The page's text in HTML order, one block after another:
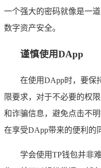
一个强大的密码就像是一
数字资产安全。
谨慎使用DApp
在使用DApp时，要保
限要求，对于不必要的权
和诈骗信息，避免点击不
在享受DApp带来的便利的
学会使用TP钱包并非